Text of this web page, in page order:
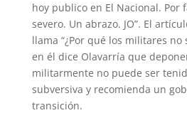
hoy publico en El Nacional. Por
severo. Un abrazo. JO”. El
llama “¿Por qué los militares no
en él dice Olavarría que
militarmente no puede ser
subversiva y recomienda un
transición.